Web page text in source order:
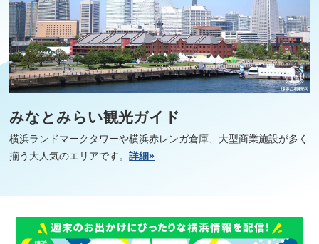
みなとみらい観光ガイド
横浜ランドマークタワーや横浜赤レンガ倉庫、大型商業施設が多く
揃う大人気のエリアです。詳細»